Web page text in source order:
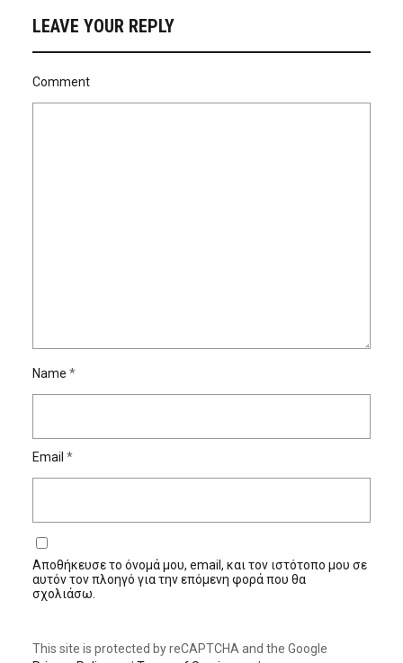
LEAVE YOUR REPLY
Comment
Name *
Email *
Αποθήκευσε το όνομά μου, email, και τον ιστότοπο μου σε
αυτόν τον πλοηγό για την επόμενη φορά που θα
σχολιάσω.
This site is protected by reCAPTCHA and the Google